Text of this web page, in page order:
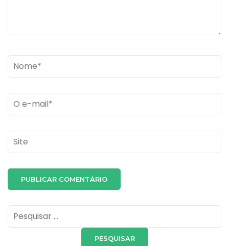
Name*
Email *
Site
Pesquisar
por: